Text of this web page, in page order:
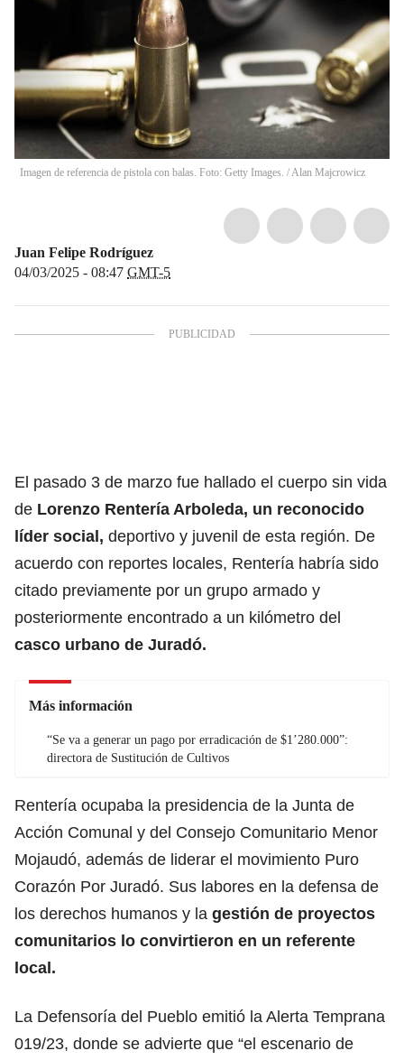
Imagen de referencia de pistola con balas. Foto: Getty Images. / Alan Majcrowicz
Juan Felipe Rodríguez
04/03/2025 - 08:47 GMT-5
El pasado 3 de marzo fue hallado el cuerpo sin vida
de Lorenzo Rentería Arboleda, un reconocido
líder social, deportivo y juvenil de esta región. De
acuerdo con reportes locales, Rentería habría sido
citado previamente por un grupo armado y
posteriormente encontrado a un kilómetro del
casco urbano de Juradó.
Más información
“Se va a generar un pago por erradicación de $1’280.000”:
directora de Sustitución de Cultivos
Rentería ocupaba la presidencia de la Junta de
Acción Comunal y del Consejo Comunitario Menor
Mojaudó, además de liderar el movimiento Puro
Corazón Por Juradó. Sus labores en la defensa de
los derechos humanos y la gestión de proyectos
comunitarios lo convirtieron en un referente
local.
La Defensoría del Pueblo emitió la Alerta Temprana
019/23, donde se advierte que “el escenario de